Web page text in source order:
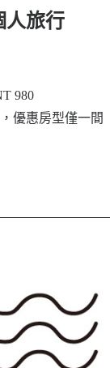
人旅行
980
優惠房型僅一間